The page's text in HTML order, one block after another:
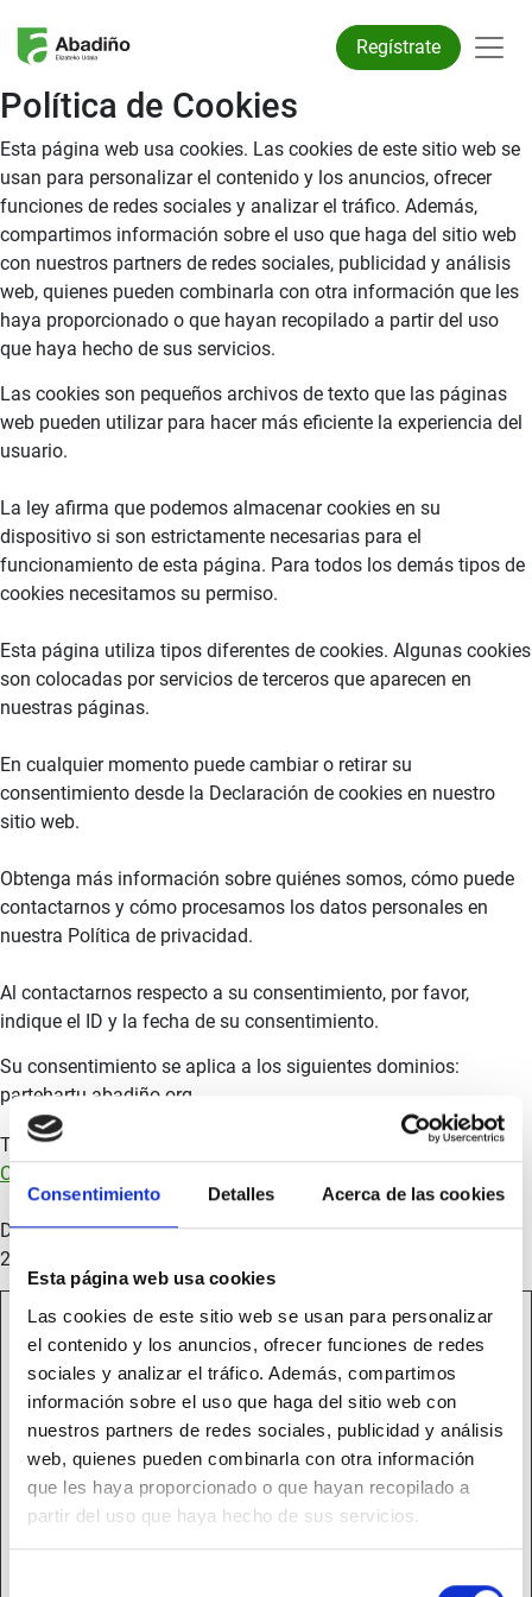
Consentimiento Detalles Acerca de las cookies
Esta página web usa cookies
Las cookies de este sitio web se usan para personalizar
el contenido y los anuncios, ofrecer funciones de redes
sociales y analizar el tráfico. Además, compartimos
información sobre el uso que haga del sitio web con
nuestros partners de redes sociales, publicidad y análisis
web, quienes pueden combinarla con otra información
que les haya proporcionado o que hayan recopilado a
partir del uso que haya hecho de sus servicios.
Regístrate
Política de Cookies
Esta página web usa cookies. Las cookies de este sitio web se
usan para personalizar el contenido y los anuncios, ofrecer
funciones de redes sociales y analizar el tráfico. Además,
compartimos información sobre el uso que haga del sitio web
con nuestros partners de redes sociales, publicidad y análisis
web, quienes pueden combinarla con otra información que les
haya proporcionado o que hayan recopilado a partir del uso
que haya hecho de sus servicios.
Las cookies son pequeños archivos de texto que las páginas
web pueden utilizar para hacer más eficiente la experiencia del
usuario.
La ley afirma que podemos almacenar cookies en su
dispositivo si son estrictamente necesarias para el
funcionamiento de esta página. Para todos los demás tipos de
cookies necesitamos su permiso.
Esta página utiliza tipos diferentes de cookies. Algunas cookies
son colocadas por servicios de terceros que aparecen en
nuestras páginas.
En cualquier momento puede cambiar o retirar su
consentimiento desde la Declaración de cookies en nuestro
sitio web.
Obtenga más información sobre quiénes somos, cómo puede
contactarnos y cómo procesamos los datos personales en
nuestra Política de privacidad.
Al contactarnos respecto a su consentimiento, por favor,
indique el ID y la fecha de su consentimiento.
Su consentimiento se aplica a los siguientes dominios:
partehartu.abadiño.org
Tu estado actual: Denegar.
Cambiar tu consentimiento
Declaración de cookies actualizada por última vez el
22/07/2026 por
Necesarias (3)
Las cookies necesarias ayudan a hacer una página web
utilizable activando funciones básicas como la navegación
en la página y el acceso a áreas seguras de la página web.
La página web no puede funcionar adecuadamente sin estas
cookies.
máxima
de